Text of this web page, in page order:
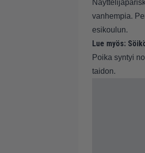
vanhempia.
esikoulun.
Lue myös:
Poika syntyi
taidon.